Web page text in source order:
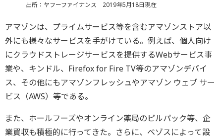
出所：ヤフーファイナンス 2019年5月18日現在
アマゾンは、プライムサービス等を含むアマゾンストア以
外にも様々なサービスを手がけている。例えば、個人向け
にクラウドストレージサービスを提供するWebサービス事
業や、キンドル、Firefox for Fire TV等のアマゾンデバイ
ス、その他にもアマゾンフレッシュやアマゾン ウェブ サー
ビス（AWS）等である。
また、ホールフーズやオンライン薬局のピルパック等、企
業買収も積極的に行ってきた。さらに、ベゾスによって設